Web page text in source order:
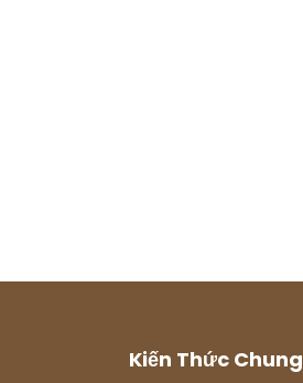
Kiến Thức Chung